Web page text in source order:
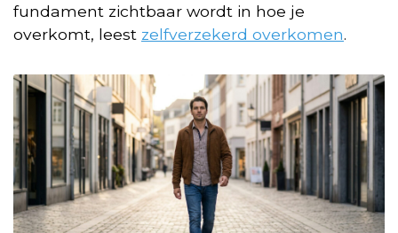
fundament zichtbaar wordt in hoe je
overkomt, leest zelfverzekerd overkomen.